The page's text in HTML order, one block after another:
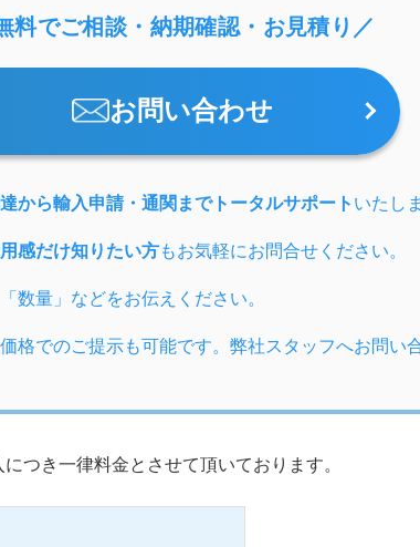
料でご相談・納期確認・お見積り／
お問い合わせ
から輸入申請・通関までトータルサポート いたし
感だけ知りたい方もお気軽にお問合せください。
数量」などをお伝えください。
格でのご提示も可能です。弊社スタッフへお問い
つき一律料金とさせて頂いております。